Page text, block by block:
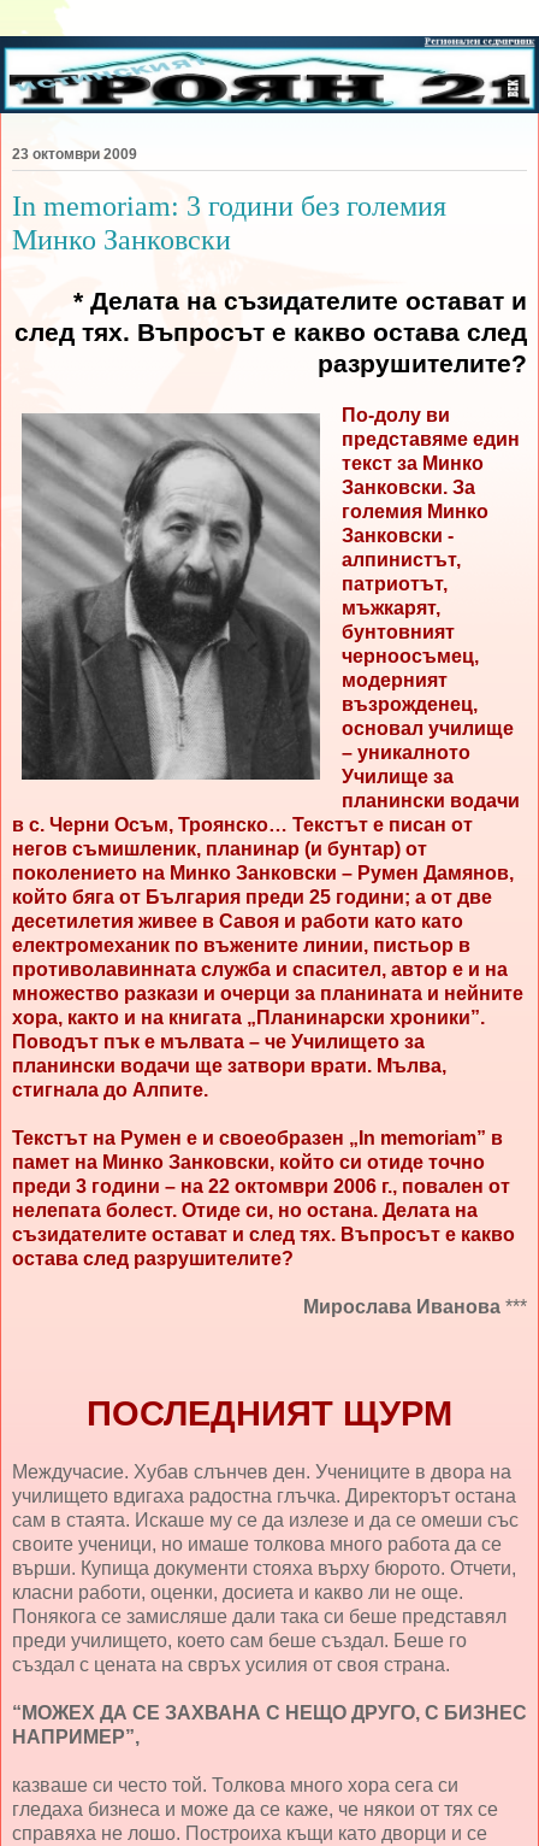
23 октомври 2009
In memoriam: 3 години без големия
Минко Занковски
* Делата на съзидателите остават и
след тях. Въпросът е какво остава след
разрушителите?
По-долу ви
представяме един
текст за Минко
Занковски. За
големия Минко
Занковски -
алпинистът,
патриотът,
мъжкарят,
бунтовният
черноосъмец,
модерният
възрожденец,
основал училище
– уникалното
Училище за
планински водачи
в с. Черни Осъм, Троянско… Текстът е писан от
негов съмишленик, планинар (и бунтар) от
поколението на Минко Занковски – Румен Дамянов,
който бяга от България преди 25 години; а от две
десетилетия живее в Савоя и работи като като
електромеханик по въжените линии, пистьор в
противолавинната служба и спасител, автор е и на
множество разкази и очерци за планината и нейните
хора, както и на книгата „Планинарски хроники”.
Поводът пък е мълвата – че Училището за
планински водачи ще затвори врати. Мълва,
стигнала до Алпите.
Текстът на Румен е и своеобразен „In memoriam” в
памет на Минко Занковски, който си отиде точно
преди 3 години – на 22 октомври 2006 г., повален от
нелепата болест. Отиде си, но остана. Делата на
съзидателите остават и след тях. Въпросът е какво
остава след разрушителите?
Мирослава Иванова ***
ПОСЛЕДНИЯТ ЩУРМ
Междучасие. Хубав слънчев ден. Учениците в двора на
училището вдигаха радостна глъчка. Директорът остана
сам в стаята. Искаше му се да излезе и да се омеши със
своите ученици, но имаше толкова много работа да се
върши. Купища документи стояха върху бюрото. Отчети,
класни работи, оценки, досиета и какво ли не още.
Понякога се замисляше дали така си беше представял
преди училището, което сам беше създал. Беше го
създал с цената на свръх усилия от своя страна.
“МОЖЕХ ДА СЕ ЗАХВАНА С НЕЩО ДРУГО, С БИЗНЕС
НАПРИМЕР”,
казваше си често той. Толкова много хора сега си
гледаха бизнеса и може да се каже, че някои от тях се
справяха не лошо. Построиха къщи като дворци и се